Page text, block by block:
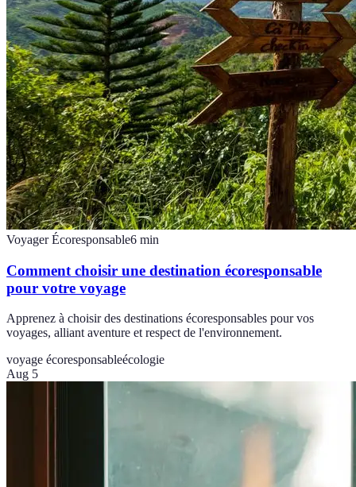
Voyager Écoresponsable6 min
Comment choisir une destination écoresponsable
pour votre voyage
Apprenez à choisir des destinations écoresponsables pour vos
voyages, alliant aventure et respect de l'environnement.
voyage écoresponsableécologie
Aug 5